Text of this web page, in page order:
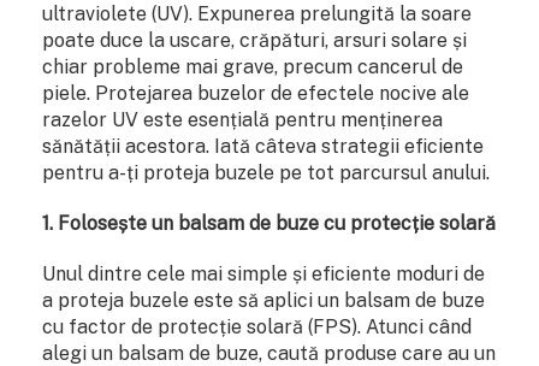
ultraviolete (UV). Expunerea prelungită la soare
poate duce la uscare, crăpături, arsuri solare și
chiar probleme mai grave, precum cancerul de
piele. Protejarea buzelor de efectele nocive ale
razelor UV este esențială pentru menținerea
sănătății acestora. Iată câteva strategii eficiente
pentru a-ți proteja buzele pe tot parcursul anului.
1. Folosește un balsam de buze cu protecție solară
Unul dintre cele mai simple și eficiente moduri de
a proteja buzele este să aplici un balsam de buze
cu factor de protecție solară (FPS). Atunci când
alegi un balsam de buze, caută produse care au un